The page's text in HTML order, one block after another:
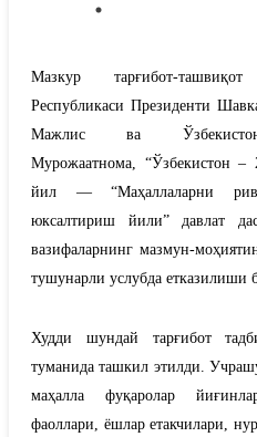
Мазкур тарғибот-
Республикаси Президенти
Мажлис ва
Мурожаатнома, “Ўзбекистон –
йил —“Маҳаллаларни
юксалтириш йили”давлат
вазифаларнинг мазмун-
тушунарли услубда етказилиши
Худди шундай тарғибот
туманида ташкил этилди.
маҳалла фуқаролар
фаоллари, ёшлар етакчилари,